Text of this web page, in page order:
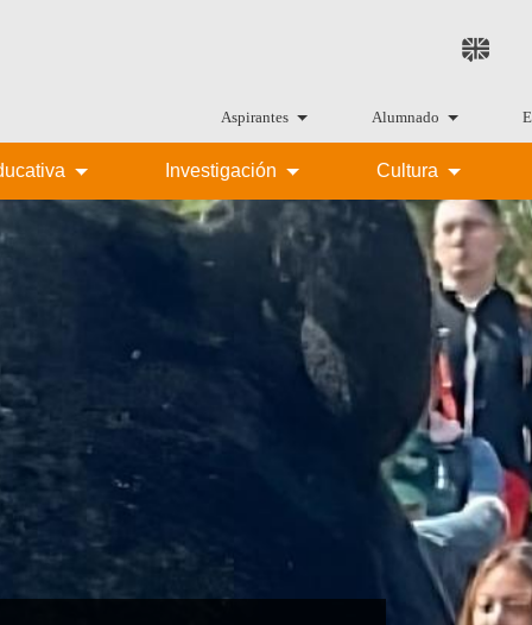
Aspirantes Alumnado
Investigación Cultura